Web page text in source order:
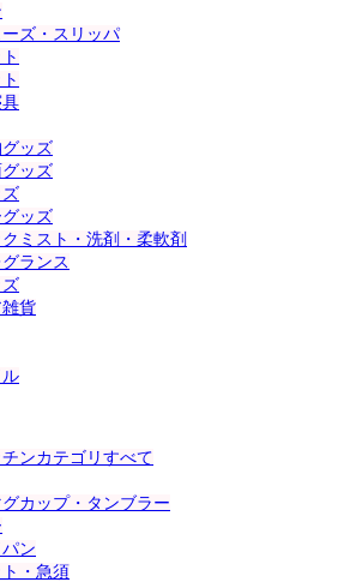
ズ・スリッパ
ッズ
ッズ
ズ
ッズ
ミスト・洗剤・柔軟剤
ランス
貨
ンカテゴリすべて
カップ・タンブラー
ン
・急須